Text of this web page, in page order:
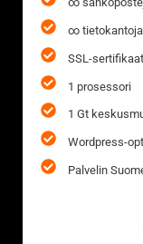
∞ tietokantoja
SSL-
1 prosessori
1 Gt
Wordpress-
Palvelin